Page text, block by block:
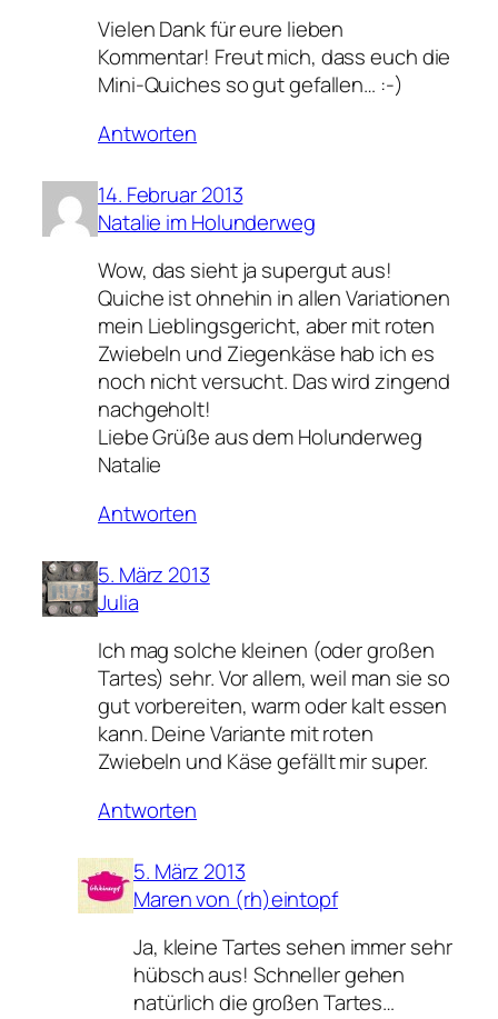
Vielen Dank für eure lieben
Kommentar! Freut mich, dass euch die
Mini-Quiches so gut gefallen… :-)
Antworten
14. Februar 2013
Natalie im Holunderweg
Wow, das sieht ja supergut aus!
Quiche ist ohnehin in allen Variationen
mein Lieblingsgericht, aber mit roten
Zwiebeln und Ziegenkäse hab ich es
noch nicht versucht. Das wird zingend
nachgeholt!
Liebe Grüße aus dem Holunderweg
Natalie
Antworten
5. März 2013
Julia
Ich mag solche kleinen (oder großen
Tartes) sehr. Vor allem, weil man sie so
gut vorbereiten, warm oder kalt essen
kann. Deine Variante mit roten
Zwiebeln und Käse gefällt mir super.
Antworten
5. März 2013
Maren von (rh)eintopf
Ja, kleine Tartes sehen immer sehr
hübsch aus! Schneller gehen
natürlich die großen Tartes…